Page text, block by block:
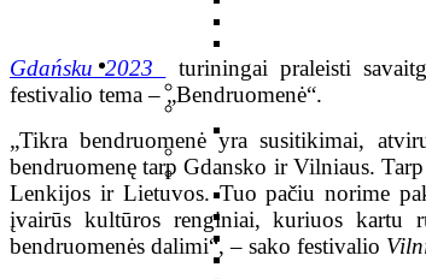
Gdańsku 2023
turiningai praleisti
festivalio tema – „Bendruomenė“.
„Tikra bendruomenė yra susitikimai,
bendruomenę tarp Gdansko ir Vilniaus.
Lenkijos ir Lietuvos. Tuo pačiu norime
įvairūs kultūros renginiai, kuriuos kartu
bendruomenės dalimi“, – sako festivalio